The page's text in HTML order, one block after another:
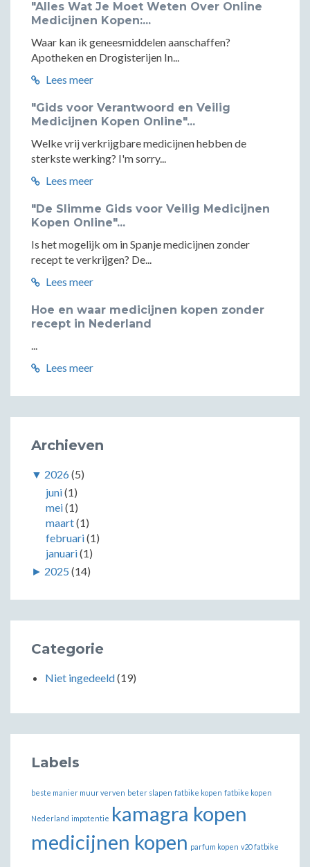
"Alles Wat Je Moet Weten Over Online
Medicijnen Kopen:...
Waar kan ik geneesmiddelen aanschaffen?
Apotheken en Drogisterijen In...
Lees meer
"Gids voor Verantwoord en Veilig
Medicijnen Kopen Online"...
Welke vrij verkrijgbare medicijnen hebben de
sterkste werking? I'm sorry...
Lees meer
"De Slimme Gids voor Veilig Medicijnen
Kopen Online"...
Is het mogelijk om in Spanje medicijnen zonder
recept te verkrijgen? De...
Lees meer
Hoe en waar medicijnen kopen zonder
recept in Nederland
...
Lees meer
Archieven
▼ 2026(5)
juni(1)
mei(1)
maart(1)
februari(1)
januari(1)
► 2025 (14)
Categorie
Niet ingedeeld(19)
Labels
beste manier muur verven beter slapen fatbike kopen fatbike kopen
Nederland impotentie kamagra kopen
medicijnen kopen parfum kopen v20 fatbike